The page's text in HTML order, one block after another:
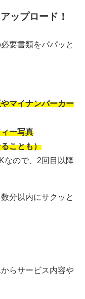
ップロード！
要書類をパパッと
マイナンバーカー
ー写真
ことも）
なので、2回目以降
分以内にサクッと
らサービス内容や